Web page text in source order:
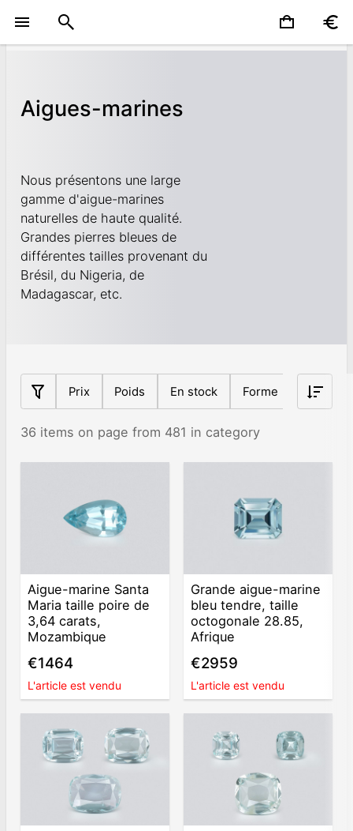
Aigues-marines
Nous présentons une large
gamme d'aigue-marines
naturelles de haute qualité.
Grandes pierres bleues de
différentes tailles provenant du
Brésil, du Nigeria, de
Madagascar, etc.
Prix Poids En stock Forme Origine
36 items on page from 481 in category
Aigue-marine Santa
Maria taille poire de
3,64 carats,
Mozambique
€1464
L'article est vendu
Grande aigue-marine
bleu tendre, taille
octogonale 28.85,
Afrique
€2959
L'article est vendu